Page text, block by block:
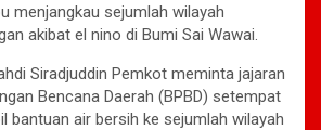
menjangkau sejumlah wilayah
akibat el nino di Bumi Sai Wawai.
Siradjuddin Pemkot meminta jajaran
Bencana Daerah (BPBD) setempat
bantuan air bersih ke sejumlah wilayah